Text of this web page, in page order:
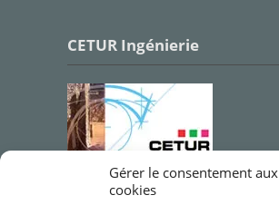
Gérer le consentement aux
cookies
CETUR Ingénierie